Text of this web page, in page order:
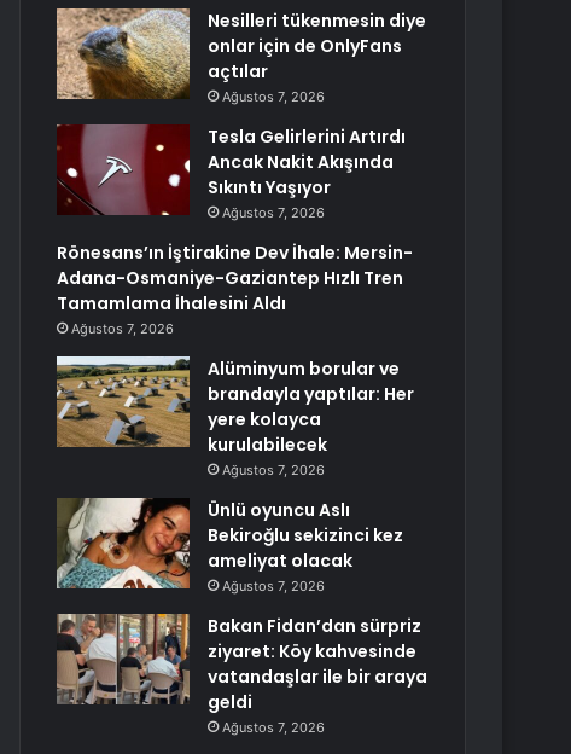
Nesilleri tükenmesin diye
onlar için de OnlyFans
açtılar
Ağustos 7, 2026
Tesla Gelirlerini Artırdı
Ancak Nakit Akışında
Sıkıntı Yaşıyor
Ağustos 7, 2026
Rönesans’ın İştirakine Dev İhale: Mersin-
Adana-Osmaniye-Gaziantep Hızlı Tren
Tamamlama İhalesini Aldı
Ağustos 7, 2026
Alüminyum borular ve
brandayla yaptılar: Her
yere kolayca
kurulabilecek
Ağustos 7, 2026
Ünlü oyuncu Aslı
Bekiroğlu sekizinci kez
ameliyat olacak
Ağustos 7, 2026
Bakan Fidan’dan sürpriz
ziyaret: Köy kahvesinde
vatandaşlar ile bir araya
geldi
Ağustos 7, 2026